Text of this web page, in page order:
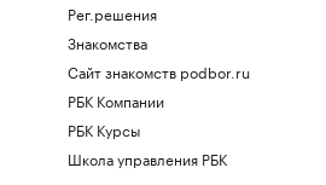
Рег.решения
Знакомства
Сайт знакомств podbor.ru
РБК Компании
РБК Курсы
Школа управления РБК